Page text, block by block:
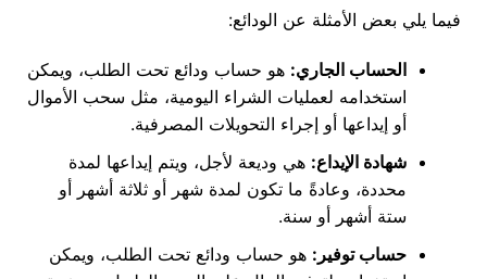
فيما يلي بعض الأمثلة عن الودائع:
الحساب الجاري: هو حساب ودائع تحت الطلب، ويمكن
استخدامه لعمليات الشراء اليومية، مثل سحب الأموال
أو إيداعها أو إجراء التحويلات المصرفية.
شهادة الإيداع: هي وديعة لأجل، ويتم إيداعها لمدة
محددة، وعادةً ما تكون لمدة شهر أو ثلاثة أشهر أو
ستة أشهر أو سنة.
حساب توفير: هو حساب ودائع تحت الطلب، ويمكن